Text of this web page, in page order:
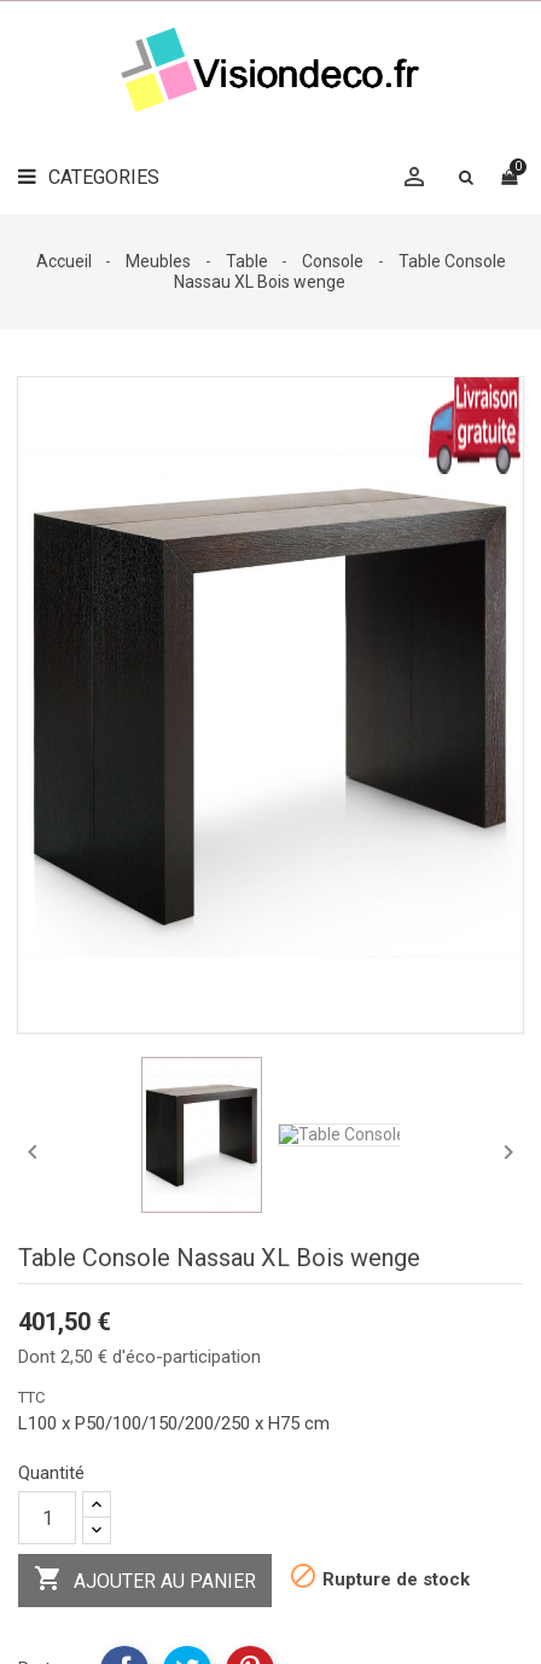
CATEGORIES 0

LE
MAG
DÉCO

DÉCO
Accueil Meubles Table Console
Table Console
Nassau XL Bois wenge
 
Table Console Nassau XL Bois wenge
401,50 €
Dont 2,50 € d'éco-participation
TTC
L100 x P50/100/150/200/250 x H75 cm
Quantité
 AJOUTER AU PANIER  Rupture de stock